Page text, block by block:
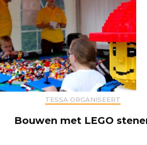
TESSA ORGANISEERT
Bouwen met LEGO